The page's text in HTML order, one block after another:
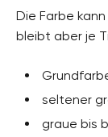
Die Farbe
bleibt aber je
seltener
graue bis